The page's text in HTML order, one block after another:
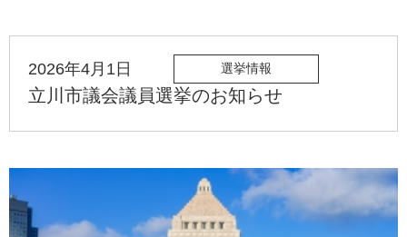
2026年4月1日 選挙情報
立川市議会議員選挙のお知らせ